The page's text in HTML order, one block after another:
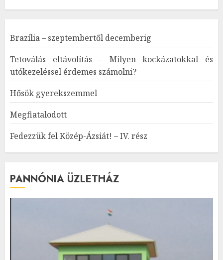
Brazília – szeptembertől decemberig
Tetoválás eltávolítás – Milyen kockázatokkal és
utókezeléssel érdemes számolni?
Hősök gyerekszemmel
Megfiatalodott
Fedezzük fel Közép-Ázsiát! – IV. rész
PANNÓNIA ÜZLETHÁZ